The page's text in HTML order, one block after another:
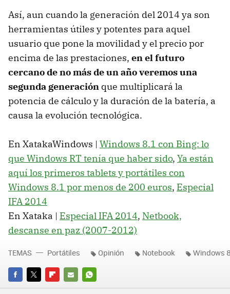
Así, aun cuando la generación del 2014 ya son
herramientas útiles y potentes para aquel
usuario que pone la movilidad y el precio por
encima de las prestaciones, en el futuro
cercano de no más de un año veremos una
segunda generación que multiplicará la
potencia de cálculo y la duración de la batería, a
causa la evolución tecnológica.
En XatakaWindows | Windows 8.1 con Bing: lo
que Windows RT tenía que haber sido, Ya están
aquí los primeros tablets y portátiles con
Windows 8.1 por menos de 200 euros, Especial
IFA 2014
En Xataka | Especial IFA 2014, Netbook,
descanse en paz (2007-2012)
FACEBOOK
TWITTERFLIPBOARD
E-
WHATSAPP
TEMAS Portátiles Opinión Notebook Windows